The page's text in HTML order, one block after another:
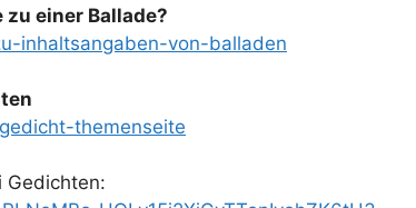
einer Ballade?
inhaltsangaben-von-balladen
themenseite
Gedichten: